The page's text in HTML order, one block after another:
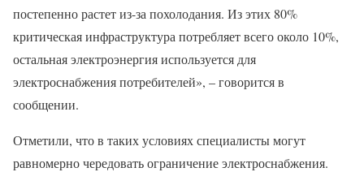
постепенно растет из-за похолодания. Из этих 80%
критическая инфраструктура потребляет всего около 10%,
остальная электроэнергия используется для
электроснабжения потребителей», – говорится в
сообщении.
Отметили, что в таких условиях специалисты могут
равномерно чередовать ограничение электроснабжения.